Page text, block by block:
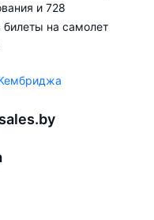
и 728
билеты на самолет